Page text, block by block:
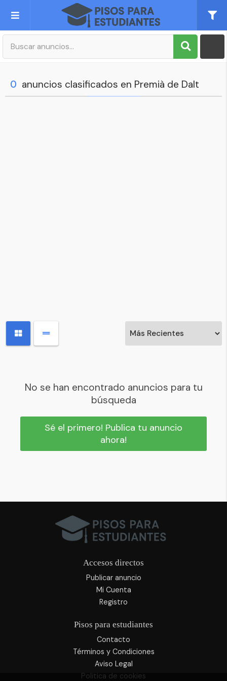
Publica tu Anuncio
0 anuncios clasificados en Premià de Dalt
No se han encontrado anuncios para tu
búsqueda
Sé el primero! Publica tu anuncio
ahora!
Accesos directos
Publicar anuncio
Mi Cuenta
Registro
Pisos para estudiantes
Contacto
Términos y Condiciones
Aviso Legal
Politica de cookies